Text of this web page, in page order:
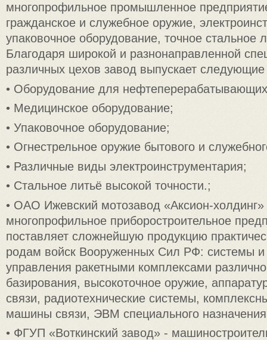
многопрофильное промышленное
гражданское и служебное оружие,
упаковочное оборудование, точное стальное
Благодаря широкой и разнонаправленной
различных цехов завод выпускает
• Оборудование для
• Медицинское оборудование;
• Упаковочное оборудование;
• Огнестрельное оружие бытового и
• Различные виды электроинструментария;
• Стальное литьё высокой точности.;
• ОАО Ижевский мотозавод «Аксион-холдинг»
многопрофильное приборостроительное
поставляет сложнейшую продукцию
родам войск Вооруженных Сил РФ: системы и
управления ракетными комплексами
базирования, высокоточное оружие,
связи, радиотехнические системы,
машины связи, ЭВМ специального
• ФГУП «Воткинский завод» -